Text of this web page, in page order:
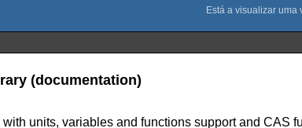
(documentation)
units, variables and functions support and CAS